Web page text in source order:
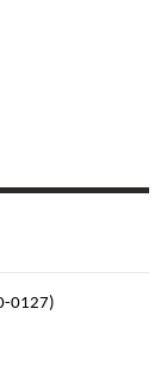
0127)